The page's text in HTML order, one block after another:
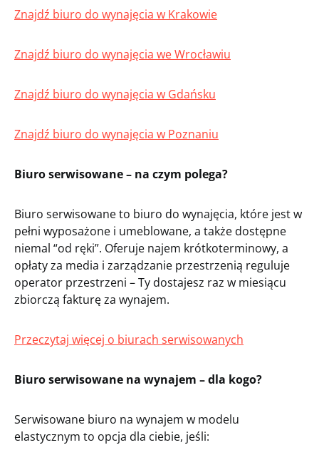
Znajdź biuro do wynajęcia w Krakowie
Znajdź biuro do wynajęcia we Wrocławiu
Znajdź biuro do wynajęcia w Gdańsku
Znajdź biuro do wynajęcia w Poznaniu
Biuro serwisowane – na czym polega?
Biuro serwisowane to biuro do wynajęcia, które jest w
pełni wyposażone i umeblowane, a także dostępne
niemal “od ręki”. Oferuje najem krótkoterminowy, a
opłaty za media i zarządzanie przestrzenią reguluje
operator przestrzeni – Ty dostajesz raz w miesiącu
zbiorczą fakturę za wynajem.
Przeczytaj więcej o biurach serwisowanych
Biuro serwisowane na wynajem – dla kogo?
Serwisowane biuro na wynajem w modelu
elastycznym to opcja dla ciebie, jeśli: